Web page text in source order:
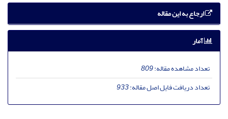
ارجاع به این مقاله
آمار
تعداد مشاهده مقاله:809
تعداد دریافت فایل اصل مقاله:933